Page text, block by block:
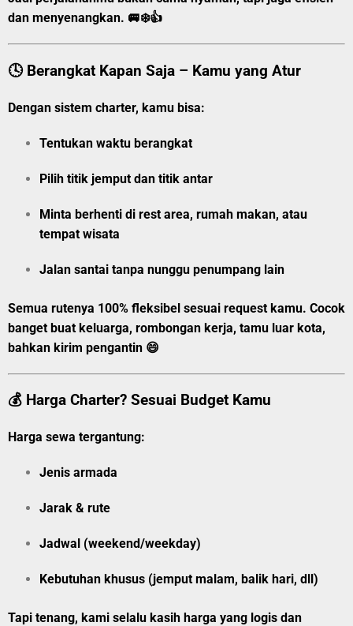
dan menyenangkan. 🚐❄️👍
🕓 Berangkat Kapan Saja – Kamu yang Atur
Dengan sistem charter, kamu bisa:
Tentukan waktu berangkat
Pilih titik jemput dan titik antar
Minta berhenti di rest area, rumah makan, atau
tempat wisata
Jalan santai tanpa nunggu penumpang lain
Semua rutenya 100% fleksibel sesuai request kamu. Cocok
banget buat keluarga, rombongan kerja, tamu luar kota,
bahkan kirim pengantin 😄
💰 Harga Charter? Sesuai Budget Kamu
Harga sewa tergantung:
Jenis armada
Jarak & rute
Jadwal (weekend/weekday)
Kebutuhan khusus (jemput malam, balik hari, dll)
Tapi tenang, kami selalu kasih harga yang logis dan